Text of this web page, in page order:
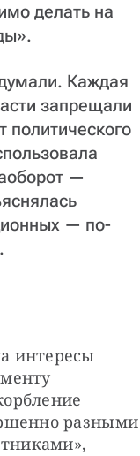
делать на
Каждая
запрещали
политического
—
— по-
интересы
разными